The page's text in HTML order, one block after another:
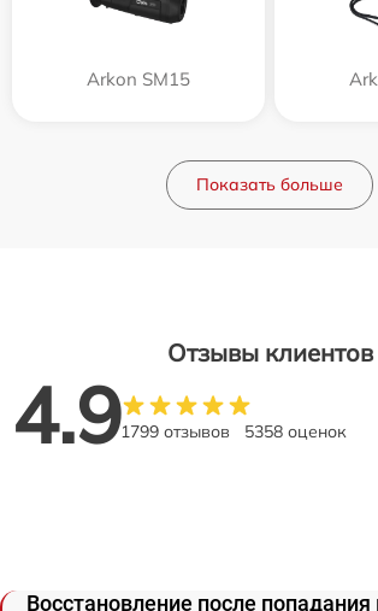
Arkon SM15
Показать больше
Отзывы клиентов
4.91799 отзывов 5358 оценок
Восстановление после попадания